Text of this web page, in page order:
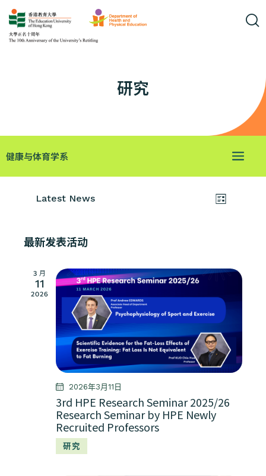
研究
健康与体育学系
研究
视
活
航
列
Latest News
日
期
最新发表活动
3 月
11
2026
2026年3月11日
3rd HPE Research Seminar 2025/26
Research Seminar by HPE Newly
Recruited Professors
研究